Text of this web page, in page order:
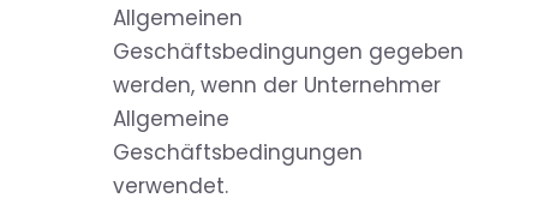
Allgemeinen
Geschäftsbedingungen gegeben
werden, wenn der Unternehmer
Allgemeine
Geschäftsbedingungen
verwendet.